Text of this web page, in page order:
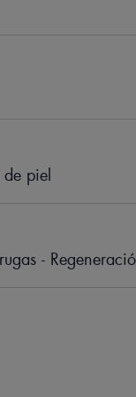
piel
-